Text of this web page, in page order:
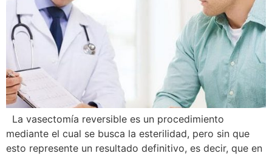
La vasectomía reversible es un procedimiento
mediante el cual se busca la esterilidad, pero sin que
esto represente un resultado definitivo, es decir, que en